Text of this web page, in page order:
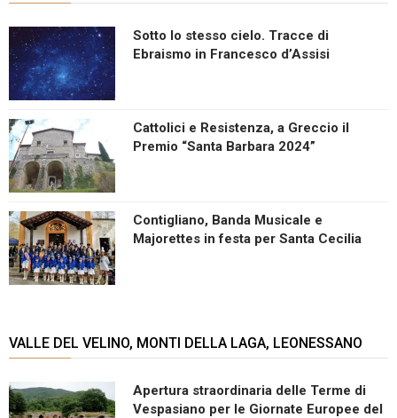
Sotto lo stesso cielo. Tracce di
Ebraismo in Francesco d’Assisi
Cattolici e Resistenza, a Greccio il
Premio “Santa Barbara 2024”
Contigliano, Banda Musicale e
Majorettes in festa per Santa Cecilia
VALLE DEL VELINO, MONTI DELLA LAGA, LEONESSANO
Apertura straordinaria delle Terme di
Vespasiano per le Giornate Europee del